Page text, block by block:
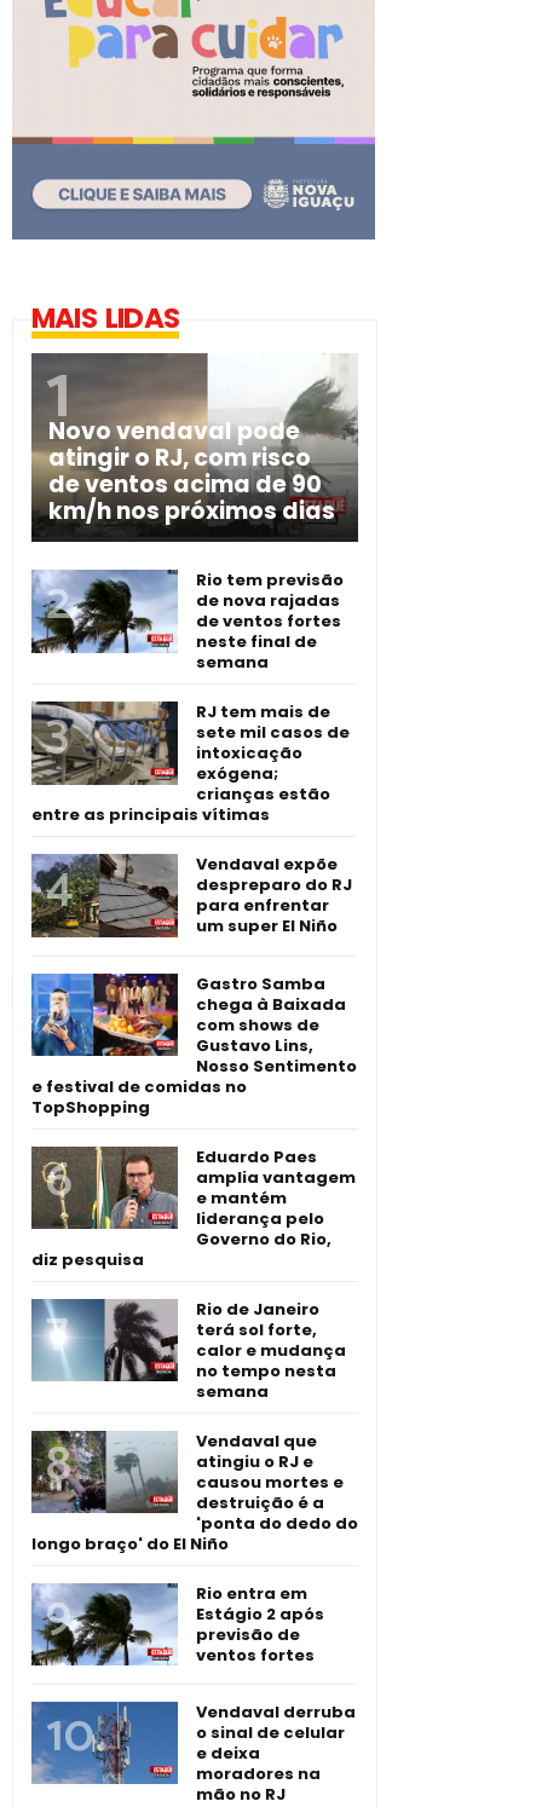
MAIS LIDAS
Novo vendaval pode
atingir o RJ, com risco
de ventos acima de 90
km/h nos próximos dias
Rio tem previsão
de nova rajadas
de ventos fortes
neste final de
semana
RJ tem mais de
sete mil casos de
intoxicação
exógena;
crianças estão
entre as principais vítimas
Vendaval expõe
despreparo do RJ
para enfrentar
um super El Niño
Gastro Samba
chega à Baixada
com shows de
Gustavo Lins,
Nosso Sentimento
e festival de comidas no
TopShopping
Eduardo Paes
amplia vantagem
e mantém
liderança pelo
Governo do Rio,
diz pesquisa
Rio de Janeiro
terá sol forte,
calor e mudança
no tempo nesta
semana
Vendaval que
atingiu o RJ e
causou mortes e
destruição é a
'ponta do dedo do
longo braço' do El Niño
Rio entra em
Estágio 2 após
previsão de
ventos fortes
Vendaval derruba
o sinal de celular
e deixa
moradores na
mão no RJ